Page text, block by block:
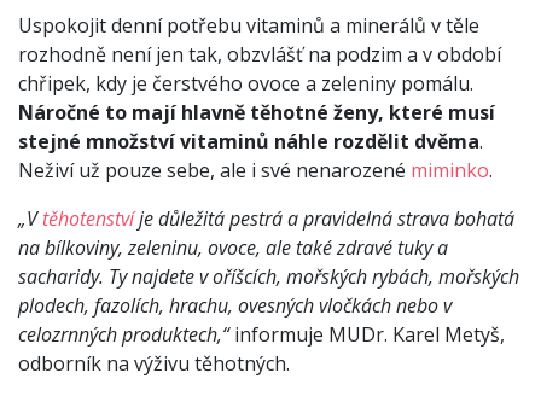
Uspokojit denní potřebu vitaminů a minerálů v těle
rozhodně není jen tak, obzvlášť na podzim a v období
chřipek, kdy je čerstvého ovoce a zeleniny pomálu.
Náročné to mají hlavně těhotné ženy, které musí
stejné množství vitaminů náhle rozdělit dvěma.
Neživí už pouze sebe, ale i své nenarozené miminko.
„Vtěhotenstvíje důležitá pestrá a pravidelná strava bohatá
na bílkoviny, zeleninu, ovoce, ale také zdravé tuky a
sacharidy. Ty najdete v oříšcích, mořských rybách, mořských
plodech, fazolích, hrachu, ovesných vločkách nebo v
celozrnných produktech,“informuje MUDr. Karel Metyš,
odborník na výživu těhotných.